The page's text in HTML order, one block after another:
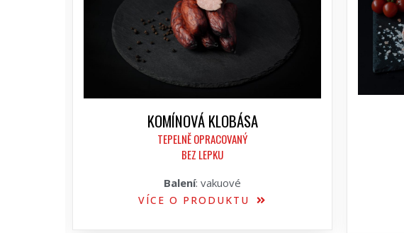
KOMÍNOVÁ KLOBÁSA
TEPELNĚ OPRACOVANÝ
BEZ LEPKU
Balení: vakuové
VÍCE O PRODUKTU